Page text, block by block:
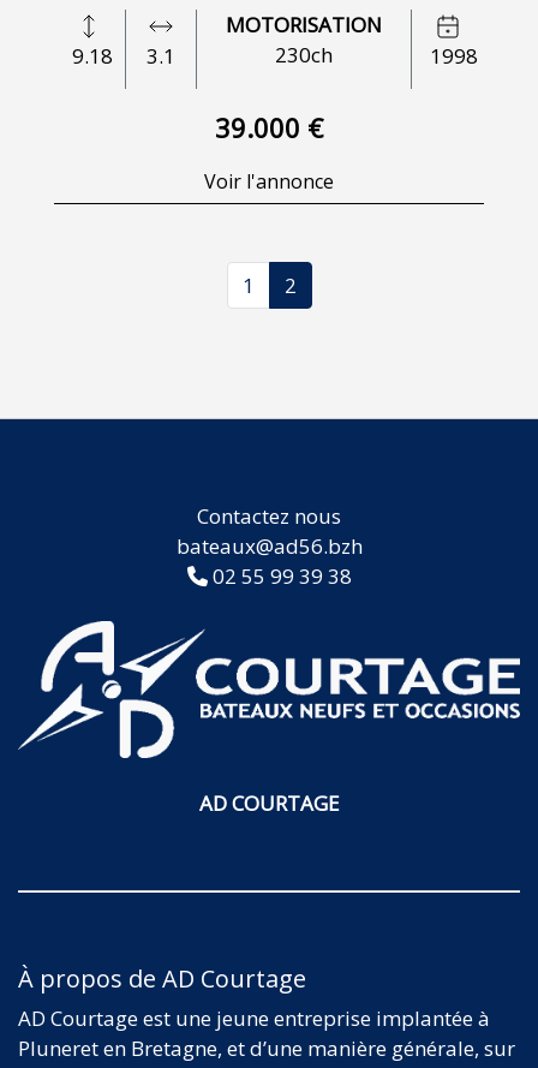
9.18 3.1
MOTORISATION
230ch
1998
39.000 €
Voir l'annonce
1 2
Contactez nous
bateaux@ad56.bzh
02 55 99 39 38
AD COURTAGE
À propos de AD Courtage
AD Courtage est une jeune entreprise implantée à
Pluneret en Bretagne, et d’une manière générale, sur